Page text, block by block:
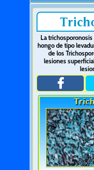
La
hongo de tipo
de los
lesiones